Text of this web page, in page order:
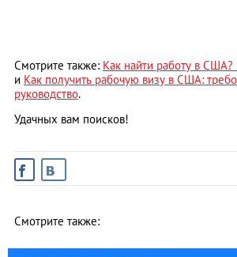
Смотрите также: Как найти работу в США?
и Как получить рабочую визу в США:
руководство.
Удачных вам поисков!
Смотрите также: